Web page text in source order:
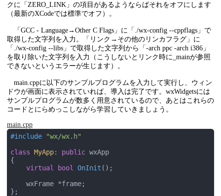
クに「ZERO_LINK」の項目があるようならばそれをオフにします
（最新のXCodeでは標準でオフ）。
「GCC - Language→Other C Flags」に「./wx-config --cppflags」で
取得した文字列を入力。「リンク→その他のリンカフラグ」に
「./wx-config --libs」で取得した文字列から「-arch ppc -arch i386」
を取り除いた文字列を入力（こうしないとリンク時に_mainが参照
できないというエラーが生じます）。
main.cppに以下のサンプルプログラムを入力して実行し、ウィン
ドウが画面に表示されていれば、導入は完了です。wxWidgetsには
サンプルプログラムが数多く用意されているので、あとはこれらの
コードとにらめっこしながら学習していきましょう。
main.cpp
#include
"wx/wx.h"
class MyApp: public wxApp
{
virtual
bool OnInit () ;
};